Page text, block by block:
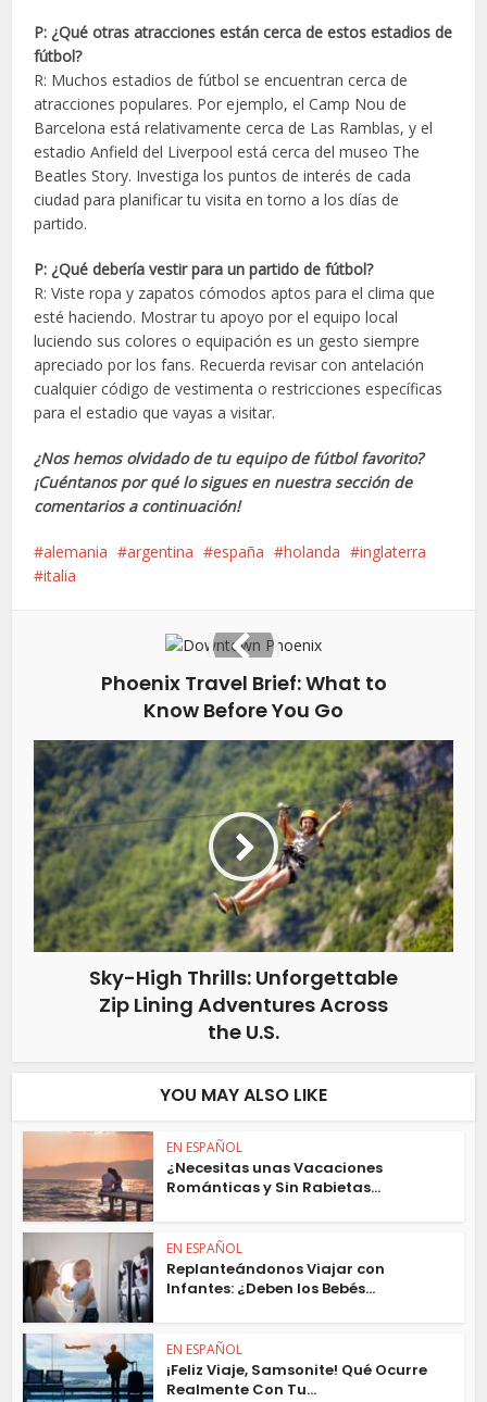
P: ¿Qué otras atracciones están cerca de estos estadios de
fútbol?
R: Muchos estadios de fútbol se encuentran cerca de
atracciones populares. Por ejemplo, el Camp Nou de
Barcelona está relativamente cerca de Las Ramblas, y el
estadio Anfield del Liverpool está cerca del museo The
Beatles Story. Investiga los puntos de interés de cada
ciudad para planificar tu visita en torno a los días de
partido.
P: ¿Qué debería vestir para un partido de fútbol?
R: Viste ropa y zapatos cómodos aptos para el clima que
esté haciendo. Mostrar tu apoyo por el equipo local
luciendo sus colores o equipación es un gesto siempre
apreciado por los fans. Recuerda revisar con antelación
cualquier código de vestimenta o restricciones específicas
para el estadio que vayas a visitar.
¿Nos hemos olvidado de tu equipo de fútbol favorito?
¡Cuéntanos por qué lo sigues en nuestra sección de
comentarios a continuación!
alemania argentina españa holanda
inglaterra
italia
Phoenix Travel Brief: What to
Know Before You Go
Sky-High Thrills: Unforgettable
Zip Lining Adventures Across
the U.S.
YOU MAY ALSO LIKE
EN ESPAÑOL
¿Necesitas unas Vacaciones
Románticas y Sin Rabietas...
EN ESPAÑOL
Replanteándonos Viajar con
Infantes: ¿Deben los Bebés...
EN ESPAÑOL
¡Feliz Viaje, Samsonite! Qué Ocurre
Realmente Con Tu...